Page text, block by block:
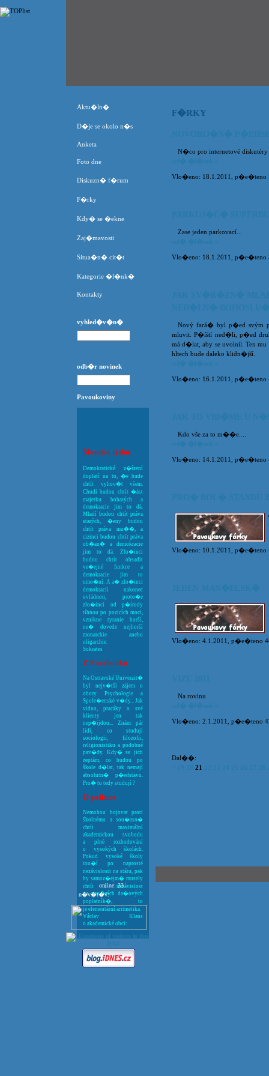
F�RKY
N�co pro internetové diskutéry
Vlo�eno: 18.1.2011, p�e�teno
Zase jeden parkovací...
Vlo�eno: 18.1.2011, p�e�teno
Nový fará� byl p�ed svým
mluvit. P�íští ned�li, p�ed
má d�lat, aby se uvolnil. Ten
hltech bude daleko klidn�jší.
Vlo�eno: 16.1.2011, p�e�teno
Kdo vše za to m��e....
Vlo�eno: 14.1.2011,
Vlo�eno: 10.1.2011, p�e�teno
Vlo�eno: 4.1.2011, p�e�teno
Na rovinu
Vlo�eno: 2.1.2011, p�e�teno
Dal��:
21
Aktu�ln�
D�je se okolo n�s
Anketa
Foto dne
Diskuzn� f�rum
F�rky
Kdy� se �ekne
Zaj�mavosti
Situa�n� cit�t
Kategorie �l�nk�
Kontakty
vyhled�v�n�
odb�r novinek
Pavoukoviny
Moudro týdne
Demokratické z�ízení
doplatí na to, �e bude
chtít vyhov�t všem.
Chudí budou chtít �ást
majetku bohatých a
demokracie jim to dá.
Mladí budou chtít práva
starých, �eny budou
chtít práva mu��, a
cizinci budou chtít práva
ob�an� a demokracie
jim to dá. Zlo�inci
budou chtít obsadit
ve�ejné funkce a
demokracie jim to
umo�ní. A a� zlo�inci
demokracii nakonec
ovládnou, proto�e
zlo�inci od p�írody
tíhnou po pozicích moci,
vznikne tyranie horší,
ne� dovede nejhorší
monarchie anebo
oligarchie.
Sokrates
Z Facebooku
Na Ostravské Univerzit�
byl nejv�tší zájem o
obory Psychologie a
Spole�enské v�dy... Jak
vidno, pracáky o své
klienty jen tak
nep�ijdou... Znám pár
lidí, co studují
sociologii, filozofii,
religionistiku a podobné
pav�dy. Kdy� se jich
zeptám, co budou po
škole d�lat, tak nemají
absolutn� p�edstavu.
Pro� to tedy studují ?
O politice
Nemohou bojovat proti
školnému a sou�asn�
chtít maximální
akademickou svobodu
a plné rozhodování
o vysokých školách.
Pokud vysoké školy
tou�í po naprosté
nezávislosti na státu, pak
by samoz�ejm� musely
chtít i nezávislost
na pen�zích da�ových
poplatník�, to
je elementární aritmetika.
Václav Klaus
o akademické obci:
online: 33
n�v�t�v: